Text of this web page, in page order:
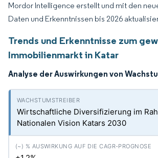
Mordor Intelligence erstellt und mit den
Daten und Erkenntnissen bis 2026
Trends und Erkenntnisse zum
Immobilienmarkt in Katar
Analyse der Auswirkungen von
Wirtschaftliche Diversifizierung im
Nationalen Vision Katars 2030